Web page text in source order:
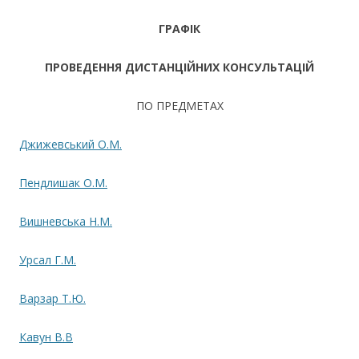
ГРАФІК
ПРОВЕДЕННЯ ДИСТАНЦІЙНИХ КОНСУЛЬТАЦІЙ
ПО ПРЕДМЕТАХ
Джижевський О.М.
Пендлишак О.М.
Вишневська Н.М.
Урсал Г.М.
Варзар Т.Ю.
Кавун В.В